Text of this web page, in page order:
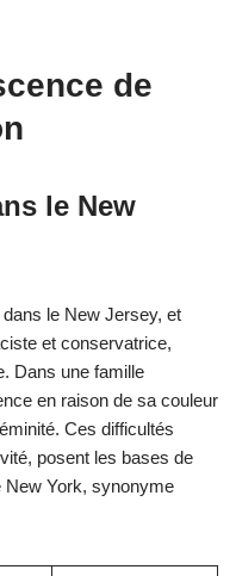
de
le New
le New Jersey, et
et conservatrice,
Dans une famille
en raison de sa couleur
Ces difficultés
posent les bases de
New York, synonyme